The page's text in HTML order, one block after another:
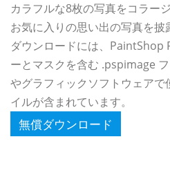
カラフルな8枚の写真をコラー
お気に入りの思い出の写真を披
ダウンロードには、PaintShop
ーとマスクを含む .pspimage
やグラフィックソフトウェアで
イルが含まれています。
無償ダウンロード